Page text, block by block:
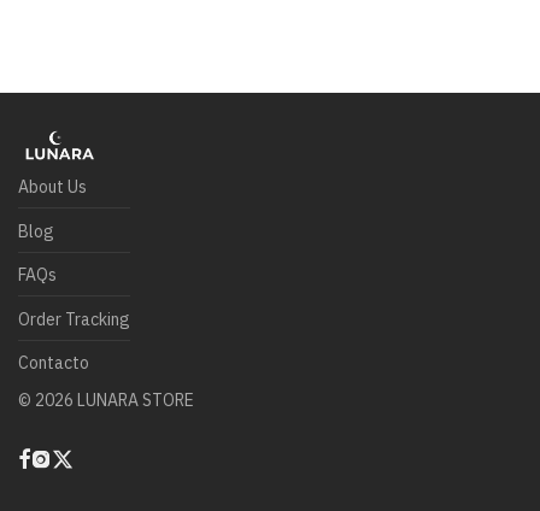
About Us
Blog
FAQs
Order Tracking
Contacto
© 2026 LUNARA STORE